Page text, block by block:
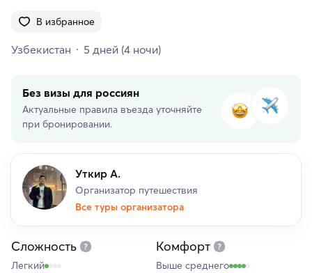
В избранное
Узбекистан 5 дней (4 ночи)
Без визы для россиян
Актуальные правила въезда уточняйте
при бронировании.
Уткир А.
Организатор путешествия
Все туры организатора
Сложность
Легкий
Комфорт
Выше среднего